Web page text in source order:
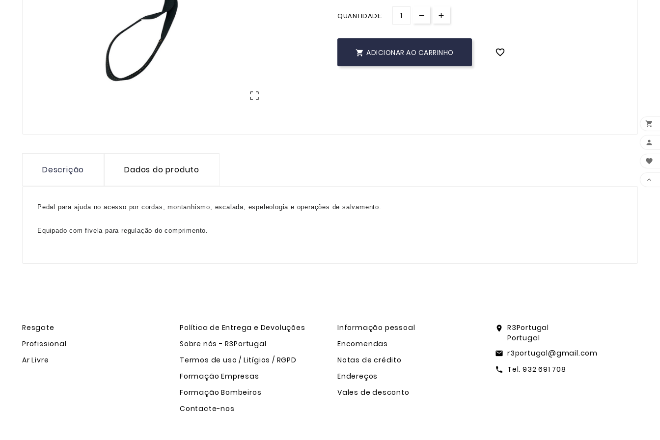

QUANTIDADE:
 ADICIONAR AO CARRINHO 
Descrição Dados do produto
Pedal para ajuda no acesso por cordas, montanhismo, escalada, espeleologia e operações de salvamento.
Equipado com fivela para regulação do comprimento.
Resgate
Profissional
Ar Livre
Política de Entrega e Devoluções
Sobre nós - R3Portugal
Termos de uso / Litígios / RGPD
Formação Empresas
Formação Bombeiros
Contacte-nos
Informação pessoal
Encomendas
Notas de crédito
Endereços
Vales de desconto
location_on
R3Portugal
Portugal
email r3portugal@gmail.com
call Tel. 932 691 708



